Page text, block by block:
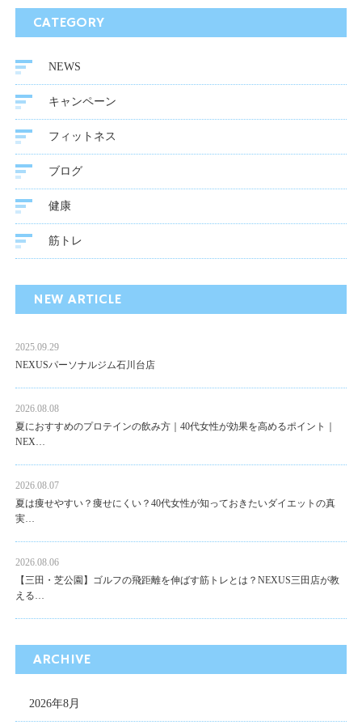
CATEGORY
NEWS
キャンペーン
フィットネス
ブログ
健康
筋トレ
NEW ARTICLE
2025.09.29
NEXUSパーソナルジム石川台店
2026.08.08
夏におすすめのプロテインの飲み方｜40代女性が効果を高めるポイント｜
NEX…
2026.08.07
夏は痩せやすい？痩せにくい？40代女性が知っておきたいダイエットの真
実…
2026.08.06
【三田・芝公園】ゴルフの飛距離を伸ばす筋トレとは？NEXUS三田店が教
える…
ARCHIVE
2026年8月